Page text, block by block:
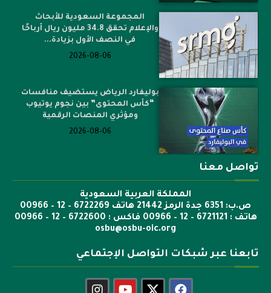
المجموعة السعودية للأبحاث
والإعلام تحقق 34.8 مليون ريال أرباحًا
في النصف الأول بزيادة...
2026-08-06
بوليفارد الرياض يستضيف منافسات
“كأس المحتوى” بين نجوم يوتيوب
ومؤثري المنصات الرقمية
2026-08-06
تواصل معنا
المملكة العربية السعودية
ص.ب: 6351 جدة الرمز 21442 هاتف 6722269 – 12 – 00966
هاتف : 6721121 – 12 – 00966 فاكس : 6722600 – 12 – 00966
osbu@osbu-oic.org
تابعنا عبر شبكات التواصل الإجتماعي